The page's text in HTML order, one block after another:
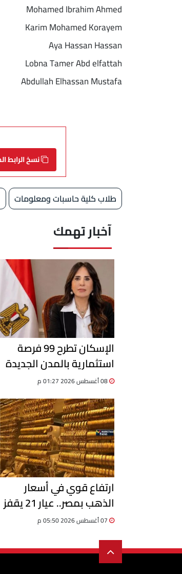
Mohamed Ibrahim Ahmed
Karim Mohamed Korayem
Aya Hassan Hassan
Lobna Tamer Abd elfattah
Abdullah Elhassan Mustafa
نسخ الرابط المقال
طلاب كلية حاسبات ومعلومات
آخبار تهمك
الإسكان تطرح 99 فرصة
استثمارية بالمدن الجديدة
وتستقبل 204 طلبات أجنبية
ارتفاع قوي في أسعار
الذهب بمصر.. عيار 21 يقفز
إلى 6100 جنيه